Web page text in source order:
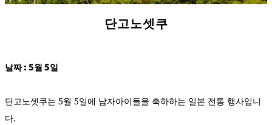
단고노셋쿠
날짜 : 5월 5일
단고노셋쿠는 5월 5일에 남자아이들을 축하하는 일본 전통 행사입니
다.